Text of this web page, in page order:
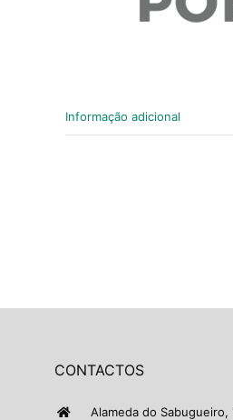
Informação adicional
CONTACTOS
Alameda do Sabugueiro,